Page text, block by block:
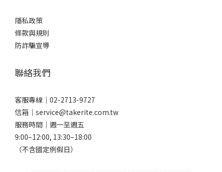
隱私政策
條款與規則
防詐騙宣導
聯絡我們
客服專線｜02-2713-9727
信箱｜service@takerite.com.tw
服務時間｜週一至週五
9:00–12:00, 13:30–18:00
（不含國定例假日）